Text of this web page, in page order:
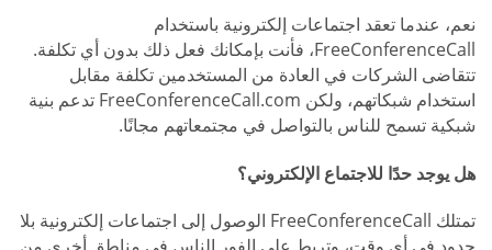
نعم، عندما تعقد اجتماعات إلكترونية باستخدام
FreeConferenceCall، فأنت بإمكانك فعل ذلك بدون أي تكلفة.
تتقاضى الشركات في العادة من المستخدمين تكلفة مقابل
استخدام شبكاتهم، ولكن FreeConferenceCall.com تدعم بنية
شبكية تسمح للناس بالتواصل في مجتمعاتهم مجانًا.
هل يوجد حدًا للاجتماع الإلكتروني؟
تمتلك FreeConferenceCall الوصول إلى اجتماعات إلكترونية بلا